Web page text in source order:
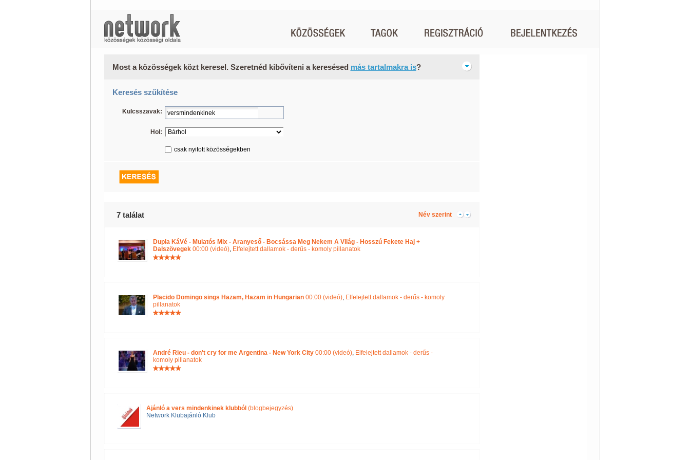
Most a közösségek közt keresel. Szeretnéd kibővíteni a keresésed más tartalmakra is?
Keresés szűkítése
Kulcsszavak:
Hol:
csak nyitott közösségekben
7 találat Név szerint
Dupla KáVé - Mulatós Mix - Aranyeső - Bocsássa Meg Nekem A Világ - Hosszú Fekete Haj +
Dalszövegek00:00 (videó), Elfelejtett dallamok - derűs - komoly pillanatok
Placido Domingo sings Hazam, Hazam in Hungarian00:00 (videó), Elfelejtett dallamok - derűs - komoly
pillanatok
André Rieu - don't cry for me Argentina - New York City00:00 (videó), Elfelejtett dallamok - derűs -
komoly pillanatok
Ajánló a vers mindenkinek klubból (blogbejegyzés)
Network Klubajánló Klub